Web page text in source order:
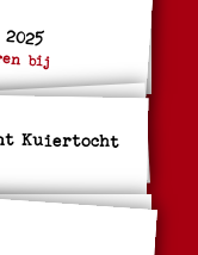
bij
Kuiertocht